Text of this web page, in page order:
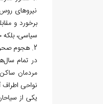
نیروهای
برخورد و
سیاسی، بلکه
2. هجوم صحرانشینان
در تمام
مردمان
نواحی